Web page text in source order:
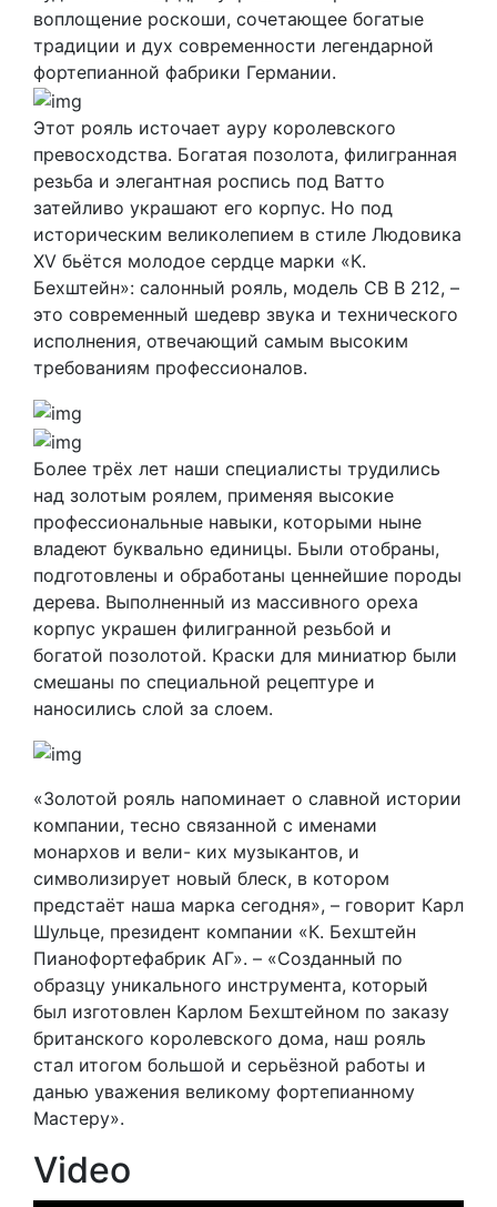
воплощение роскоши, сочетающее богатые
традиции и дух современности легендарной
фортепианной фабрики Германии.
Этот рояль источает ауру королевского
превосходства. Богатая позолота, филигранная
резьба и элегантная роспись под Ватто
затейливо украшают его корпус. Но под
историческим великолепием в стиле Людовика
XV бьётся молодое сердце марки «К.
Бехштейн»: салонный рояль, модель CB B 212, –
это современный шедевр звука и технического
исполнения, отвечающий самым высоким
требованиям профессионалов.
Более трёх лет наши специалисты трудились
над золотым роялем, применяя высокие
профессиональные навыки, которыми ныне
владеют буквально единицы. Были отобраны,
подготовлены и обработаны ценнейшие породы
дерева. Выполненный из массивного ореха
корпус украшен филигранной резьбой и
богатой позолотой. Краски для миниатюр были
смешаны по специальной рецептуре и
наносились слой за слоем.
«Золотой рояль напоминает о славной истории
компании, тесно связанной с именами
монархов и вели- ких музыкантов, и
символизирует новый блеск, в котором
предстаёт наша марка сегодня», – говорит Карл
Шульце, президент компании «К. Бехштейн
Пианофортефабрик АГ». – «Созданный по
образцу уникального инструмента, который
был изготовлен Карлом Бехштейном по заказу
британского королевского дома, наш рояль
стал итогом большой и серьёзной работы и
данью уважения великому фортепианному
Мастеру».
Video